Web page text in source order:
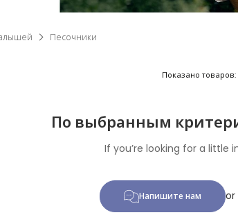
Песочники
Показано товаров:
По выбранным
If you’re looking for a little
Напишите нам or